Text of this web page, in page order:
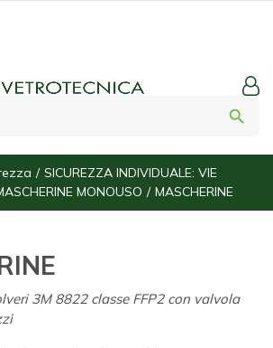
search
SICUREZZA INDIVIDUALE: VIE
MONOUSO MASCHERINE
3M 8822 classe FFP2 con valvola